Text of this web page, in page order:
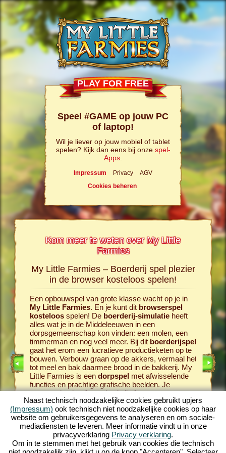
PLAY FOR FREE
Speel #GAME op jouw PC
of laptop!
Wil je liever op jouw mobiel of tablet
spelen? Kijk dan eens bij onze spel-
Apps
Impressum Privacy
AGV
Cookies beheren
Kom meer te weten over My Little
Farmies
het
My Little Farmies – Boerderij spel plezier
in de browser kosteloos spelen!
Een opbouwspel van grote klasse wacht op je in
My Little Farmies. En je kunt dit browserspel
kosteloosspelen! De boerderij-simulatieheeft
alles wat je in de Middeleeuwen in een
dorpsgemeenschap kon vinden: een molen, een
timmerman en nog veel meer. Bij dit boerderijspel
gaat het erom een lucratieve productieketen op te
bouwen. Verbouw graan op de akkers, vermaal het
tot meel en bak daarmee brood in de bakkerij. My
Little Farmies is een dorpspelmet afwisselende
functies en prachtige grafische beelden. Je
ontwerpt het landleven in al zijn facetten: van
groente verbouw tot veehouderij en fokkerij. Hierbij
kom je traditioneleboerderijdierentegen zoals
het Magelica varken of het Wolhoen. Creëer
bloeiende landschappen in My Little Farmies –
speel nu kosteloos één van demooiste spellen
aller tijden!
De
Alles
het bij
ook
de
kan
laat de
komen
willen
Naast technisch noodzakelijke cookies gebruikt upjers
(Impressum) ook technisch niet noodzakelijke cookies op haar
website om gebruikersgegevens te analyseren en om sociale-
mediadiensten te leveren. Meer informatie vindt u in onze
privacyverklaring Privacy verklaring.
Om in te stemmen met het gebruik van cookies die technisch